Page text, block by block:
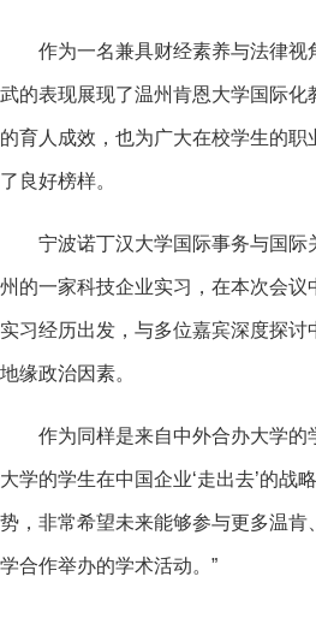
作为一名兼具财经素养与法律
武的表现展现了温州肯恩大学国际化
的育人成效，也为广大在校学生的
了良好榜样。
宁波诺丁汉大学国际事务与国
州的一家科技企业实习 ，在本次会
实习经历出发，与多位嘉宾深度探讨
地缘政治因素。
作为同样是来自中外合办大学的
大学的学生在中国企业‘走出去’的战
势，非常希望未来能够参与更多温肯
学合作举办的学术活动。”